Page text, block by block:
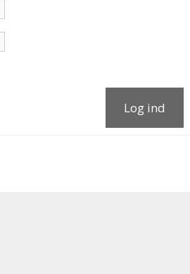
Log ind